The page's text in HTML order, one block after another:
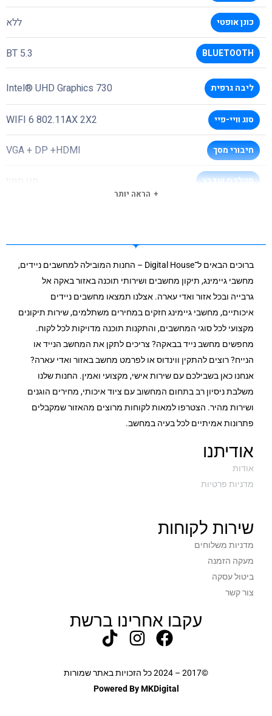
כונן אופטי ללא
BLUETOOTH
BT 5.3
ליבה גרפית Intel® UHD Graphics 730
סוג וויי-פיי WIFI 6 802.11AX 2X2
חיבורי מסך VGA + DP +HDMI
מקלדת ועכבר
TPM
TPM PTT
3 שנים באתר לקוח
הראה יותר
ברוכים הבאים ל־Digital House – החנות המובילה למחשבים ניידים,
מחשבי גיימינג, תיקון מחשבים ושירותי תוכנה באזור באקה אל
גרבייה ובכל אזור ואדי עארה. אצלנו תמצאו מחשבים ניידים
איכותיים, מחשבי גיימינג חזקים במחירים משתלמים, שירות תיקונים
מקצועי לכל סוגי המחשבים, והתקנות תוכנה מדויקות לכל לקוח.
מחפשים מחשב נייד בבאקה? צריכים לתקן את המחשב הנייד או
הנייח? רוצים להתקין ווינדוס או לפרמט מחשב באזור ואדי עארה?
אנחנו כאן בשבילכם עם שירות אישי, מקצועי ואמין. החנות שלנו
משלבת ניסיון רב בתחום המחשוב עם ציוד איכותי, מחירים הוגנים
ושירות מהיר. הצטרפו למאות לקוחות מרוצים מהאזור שמקבלים
פתרונות אמיתיים לכל בעיה במחשב.
אודיתנו
אודות
מדניות פרטיות
שירות לקוחות
מדניות משלוחים
מעקה הזמנה
ביטול עסקה
צור קשר
עקבו אחרינו ברשת
©2017 – 2024 כל הזכויות באתר שמורות
Powered By MKDigital